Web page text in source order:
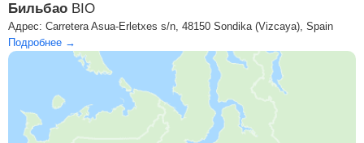
Бильбао BIO
Адрес: Carretera Asua-Erletxes s/n, 48150 Sondika (Vizcaya), Spain
Подробнее →